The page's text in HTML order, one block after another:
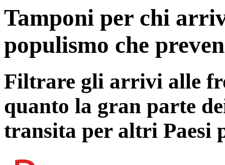
Tamponi per chi
populismo che
Filtrare gli arrivi alle
quanto la gran parte
transita per altri